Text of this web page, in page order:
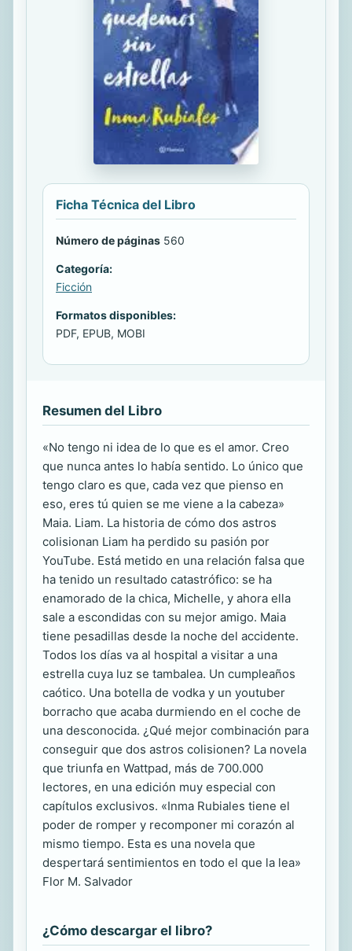
Ficha Técnica del Libro
Número de páginas 560
Categoría:
Ficción
Formatos disponibles:
PDF, EPUB, MOBI
Resumen del Libro
«No tengo ni idea de lo que es el amor. Creo
que nunca antes lo había sentido. Lo único que
tengo claro es que, cada vez que pienso en
eso, eres tú quien se me viene a la cabeza»
Maia. Liam. La historia de cómo dos astros
colisionan Liam ha perdido su pasión por
YouTube. Está metido en una relación falsa que
ha tenido un resultado catastrófico: se ha
enamorado de la chica, Michelle, y ahora ella
sale a escondidas con su mejor amigo. Maia
tiene pesadillas desde la noche del accidente.
Todos los días va al hospital a visitar a una
estrella cuya luz se tambalea. Un cumpleaños
caótico. Una botella de vodka y un youtuber
borracho que acaba durmiendo en el coche de
una desconocida. ¿Qué mejor combinación para
conseguir que dos astros colisionen? La novela
que triunfa en Wattpad, más de 700.000
lectores, en una edición muy especial con
capítulos exclusivos. «Inma Rubiales tiene el
poder de romper y recomponer mi corazón al
mismo tiempo. Esta es una novela que
despertará sentimientos en todo el que la lea»
Flor M. Salvador
¿Cómo descargar el libro?